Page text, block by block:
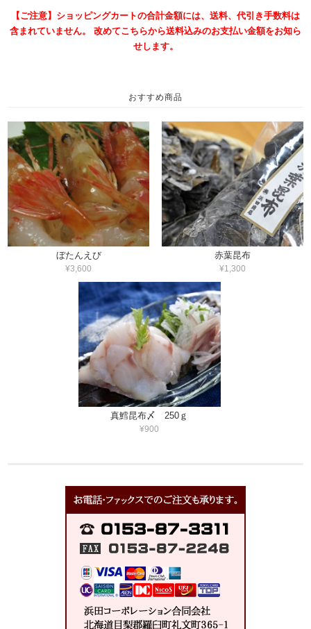
【ご注意】ショッピングカートの合計金額には、送料、代引き手数料は
含まれていません。 改めてこちらから送料込みのお支払い金額をお知ら
せします。
おすすめ商品
ぼたんえび
¥3,600
赤葉昆布
¥1,300
真鱈昆布〆 250ｇ
¥900